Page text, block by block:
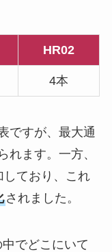
HR02
4本
ですが、最大通
れます。一方、
しており、これ
されました。
でどこにいて